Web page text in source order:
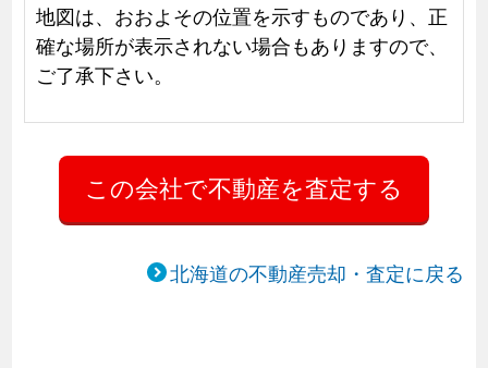
地図は、おおよその位置を示すものであり、正
確な場所が表示されない場合もありますので、
ご了承下さい。
北海道の不動産売却・査定に戻る